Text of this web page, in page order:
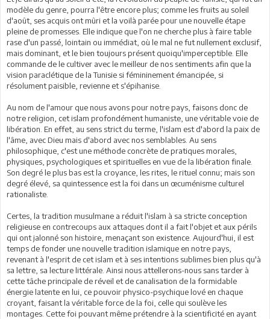
modèle du genre, pourra l'être encore plus; comme les fruits au soleil
d'août, ses acquis ont mûri et la voilà parée pour une nouvelle étape
pleine de promesses. Elle indique que l'on ne cherche plus à faire table
rase d'un passé, lointain ou immédiat, où le mal ne fut nullement exclusif,
mais dominant, et le bien toujours présent quoiqu'imperceptible. Elle
commande de le cultiver avec le meilleur de nos sentiments afin que la
vision paraclétique de la Tunisie si fémininement émancipée, si
résolument paisible, revienne et s'épihanise.
Au nom de l'amour que nous avons pour notre pays, faisons donc de
notre religion, cet islam profondément humaniste, une véritable voie de
libération. En effet, au sens strict du terme, l'islam est d'abord la paix de
l'âme, avec Dieu mais d'abord avec nos semblables. Au sens
philosophique, c'est une méthode concrète de pratiques morales,
physiques, psychologiques et spirituelles en vue de la libération finale.
Son degré le plus bas est la croyance, les rites, le rituel connu; mais son
degré élevé, sa quintessence est la foi dans un œcuménisme culturel
rationaliste.
Certes, la tradition musulmane a réduit l'islam à sa stricte conception
religieuse en contrecoups aux attaques dont il a fait l'objet et aux périls
qui ont jalonné son histoire, menaçant son existence. Aujourd'hui, il est
temps de fonder une nouvelle tradition islamique en notre pays,
revenant à l'esprit de cet islam et à ses intentions sublimes bien plus qu'à
sa lettre, sa lecture littérale. Ainsi nous attellerons-nous sans tarder à
cette tâche principale de réveil et de canalisation de la formidable
énergie latente en lui, ce pouvoir physico-psychique lové en chaque
croyant, faisant la véritable force de la foi, celle qui soulève les
montages. Cette foi pouvant même prétendre à la scientificité en ayant